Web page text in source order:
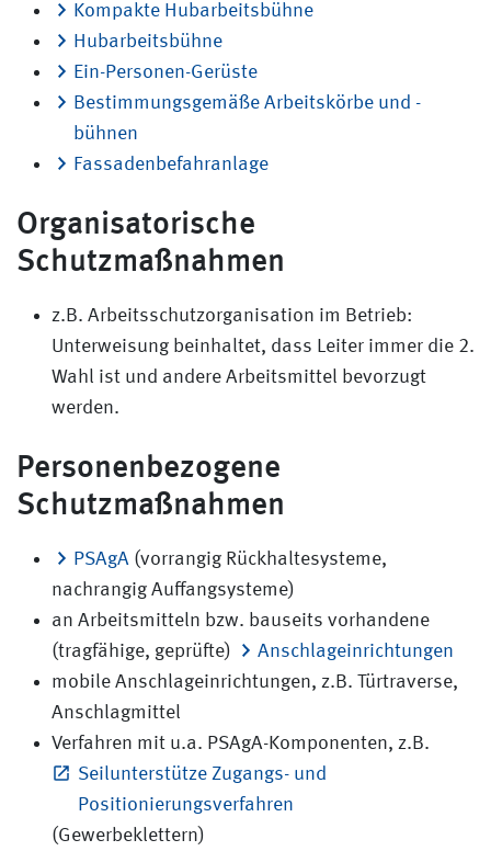
Kompakte Hubarbeitsbühne
Hubarbeitsbühne
Ein-Personen-Gerüste
Bestimmungsgemäße Arbeitskörbe und -
bühnen
Fassadenbefahranlage
Organisatorische
Schutzmaßnahmen
z.B. Arbeitsschutzorganisation im Betrieb:
Unterweisung beinhaltet, dass Leiter immer die 2.
Wahl ist und andere Arbeitsmittel bevorzugt
werden.
Personenbezogene
Schutzmaßnahmen
PSAgA (vorrangig Rückhaltesysteme,
nachrangig Auffangsysteme)
an Arbeitsmitteln bzw. bauseits vorhandene
(tragfähige, geprüfte)
Anschlageinrichtungen
mobile Anschlageinrichtungen, z.B. Türtraverse,
Anschlagmittel
Verfahren mit u.a. PSAgA-Komponenten, z.B.
Seilunterstütze Zugangs- und
Positionierungsverfahren
(Gewerbeklettern)